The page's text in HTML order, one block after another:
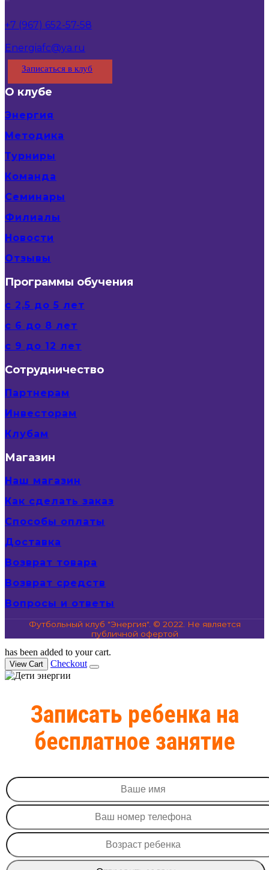
+7 (967) 652-57-58
Energiafc@ya.ru
Записаться в клуб
О клубе
Энергия
Методика
Турниры
Команда
Семинары
Филиалы
Новости
Отзывы
Программы обучения
с 2,5 до 5 лет
с 6 до 8 лет
с 9 до 12 лет
Сотрудничество
Партнерам
Инвесторам
Клубам
Магазин
Наш магазин
Как сделать заказ
Способы оплаты
Доставка
Возврат товара
Возврат средств
Вопросы и ответы
Футбольный клуб "Энергия". © 2022. Не является
публичной офертой
has been added to your cart.
View Cart Checkout
Записать ребенка на
бесплатное занятие